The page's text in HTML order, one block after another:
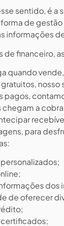
sentido, é
de
informações
de financeiro,
quando
nosso
pagos,
a
para
dos
de oferecer